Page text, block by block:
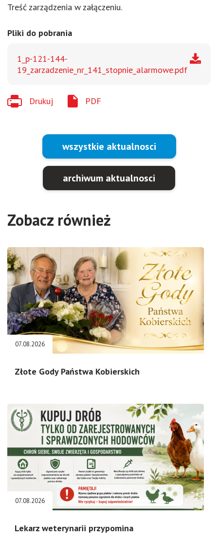
Treść zarządzenia w załączeniu.
Pliki do pobrania
1_p-121-144-
19_zarzadzenie_nr_141_stopnie_alarmowe.pdf
Drukuj PDF
wszystkie aktualnosci
archiwum aktualnosci
Zobacz również
07.08.2026
Złote Gody Państwa Kobierskich
07.08.2026
Lekarz weterynarii przypomina